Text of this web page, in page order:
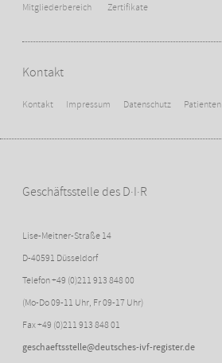
Mitgliederbereich Zertifikate
Kontakt
Kontakt Impressum Datenschutz Patienten
Geschäftsstelle des D·I·R
Lise-Meitner-Straße 14
D-40591 Düsseldorf
Telefon +49 (0)211 913 848 00
(Mo-Do 09-11 Uhr, Fr 09-17 Uhr)
Fax +49 (0)211 913 848 01
geschaeftsstelle@deutsches-ivf-register.de